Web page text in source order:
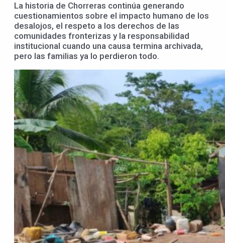
La historia de Chorreras continúa generando
cuestionamientos sobre el impacto humano de los
desalojos, el respeto a los derechos de las
comunidades fronterizas y la responsabilidad
institucional cuando una causa termina archivada,
pero las familias ya lo perdieron todo.